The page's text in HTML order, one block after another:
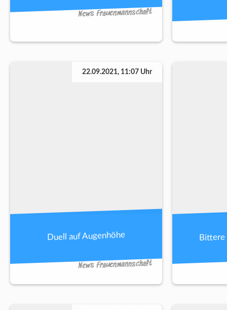
News Frauenmannschaft
22.09.2021, 11:07 Uhr
Duell auf Augenhöhe
News Frauenmannschaft
Bittere